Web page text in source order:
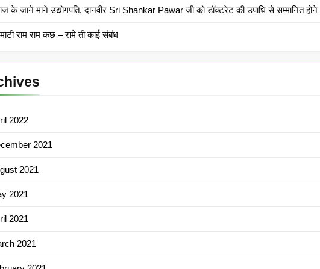
के जाने माने उद्योगपति, दानवीर Sri Shankar Pawar जी को डॉक्टरेट की उपाधि से सम्मानित
राम राम कछ – रामे ती काई संबंध
2022
2021
2021
2021
2021
2021